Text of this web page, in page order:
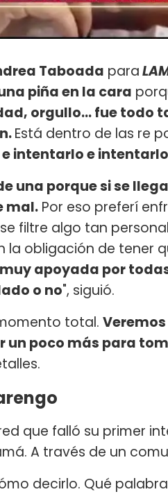
Taboada para
piña en la cara
orgullo... fue todo
Está dentro de las re
intentarlo e intentarlo
una porque si se
mal. Por eso preferí
filtre algo tan
obligación de tener
apoyada por
o no", siguió.
total.
un poco más para
que falló su primer
A través de un
decirlo. Qué